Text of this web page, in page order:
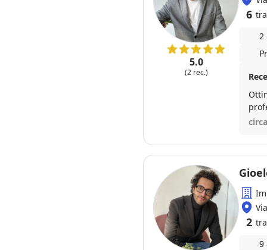
5.0
(2 rec.)
6
2
2
9